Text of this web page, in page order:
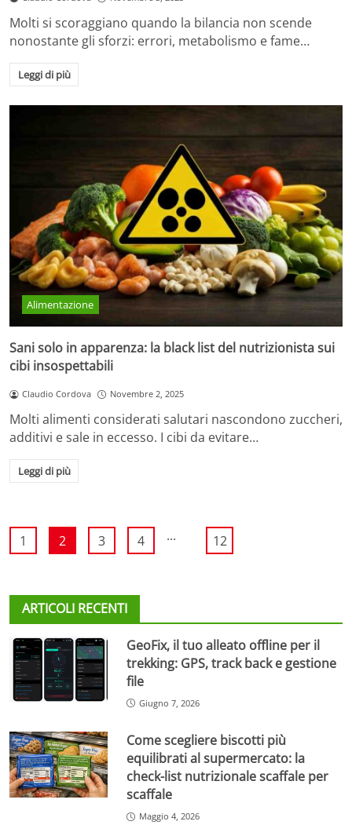
Molti si scoraggiano quando la bilancia non scende
nonostante gli sforzi: errori, metabolismo e fame…
Leggi di più
Alimentazione
Sani solo in apparenza: la black list del nutrizionista sui
cibi insospettabili
Claudio Cordova Novembre 2, 2025
Molti alimenti considerati salutari nascondono zuccheri,
additivi e sale in eccesso. I cibi da evitare…
Leggi di più
1 2 3 4 ... 12
ARTICOLI RECENTI
GeoFix, il tuo alleato offline per il
trekking: GPS, track back e gestione
file
Giugno 7, 2026
Come scegliere biscotti più
equilibrati al supermercato: la
check-list nutrizionale scaffale per
scaffale
Maggio 4, 2026